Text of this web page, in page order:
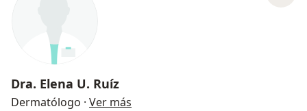
Dra. Elena U. Ruíz
Dermatólogo · Ver más